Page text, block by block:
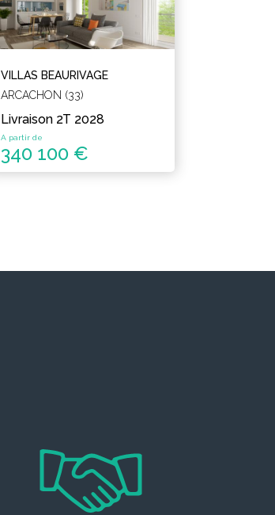
VILLAS BEAURIVAGE
ARCACHON (33)
Livraison 2T 2028
A partir de
340 100 €